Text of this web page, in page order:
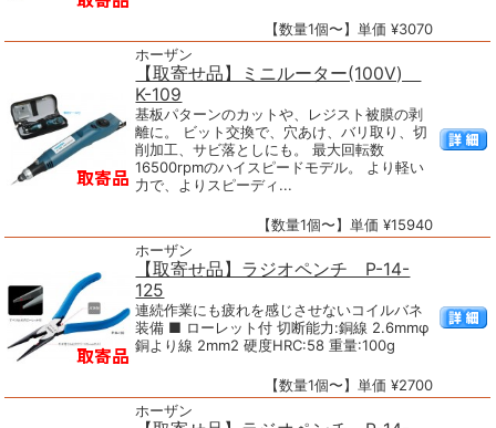
【数量1個〜】単価 ¥3070
ホーザン
【取寄せ品】ミニルーター(100V)
K-109
基板パターンのカットや、レジスト被膜の剥
離に。 ビット交換で、穴あけ、バリ取り、切
削加工、サビ落としにも。 最大回転数
16500rpmのハイスピードモデル。 より軽い
力で、よりスピーディ...
【数量1個〜】単価 ¥15940
ホーザン
【取寄せ品】ラジオペンチ P-14-
125
連続作業にも疲れを感じさせないコイルバネ
装備 ■ ローレット付 切断能力:銅線 2.6mmφ
銅より線 2mm2 硬度HRC:58 重量:100g
【数量1個〜】単価 ¥2700
ホーザン